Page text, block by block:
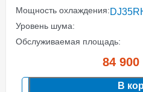
Мощность охлаждения:
Уровень шума:
Обслуживаемая площадь:
84 900
В